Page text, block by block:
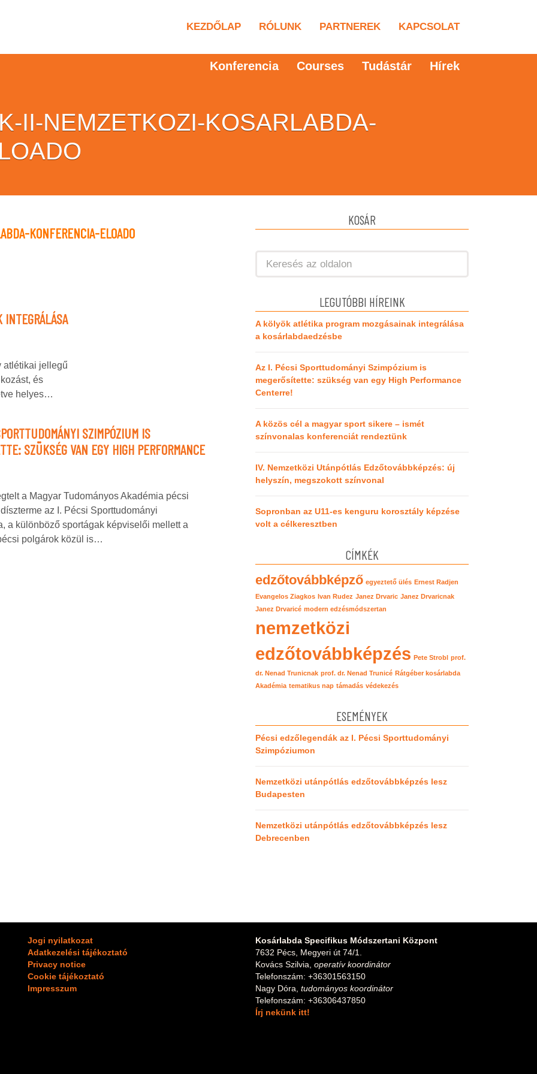
KEZDŐLAP RÓLUNK PARTNEREK KAPCSOLAT
Konferencia Courses Tudástár Hírek
II-NEMZETKOZI-KOSARLABDA-
KONFERENCIA-ELOADO
INTEGRÁLÁSA
atlétikai jellegű
és
helyes…
SZIMPÓZIUM IS
SZÜKSÉG VAN EGY HIGH PERFORMANCE
a Magyar Tudományos Akadémia pécsi
az I. Pécsi Sporttudományi
a különböző sportágak képviselői mellett a
polgárok közül is…
KOSÁR
LEGUTÓBBI HÍREINK
A kölyök atlétika program mozgásainak integrálása
a kosárlabdaedzésbe
Az I. Pécsi Sporttudományi Szimpózium is
megerősítette: szükség van egy High Performance
Centerre!
A közös cél a magyar sport sikere – ismét
színvonalas konferenciát rendeztünk
IV. Nemzetközi Utánpótlás Edzőtovábbképzés: új
helyszín, megszokott színvonal
Sopronban az U11-es kenguru korosztály képzése
volt a célkeresztben
CÍMKÉK
edzőtovábbképző egyeztető ülés Ernest Radjen
Evangelos Ziagkos Ivan Rudez Janez Drvaric Janez Drvaricnak
Janez Drvaricé modern edzésmódszertan
nemzetközi
edzőtovábbképzés Pete Strobl prof.
dr. Nenad Trunicnak prof. dr. Nenad Trunicé Rátgéber kosárlabda
Akadémia tematikus nap támadás védekezés
ESEMÉNYEK
Pécsi edzőlegendák az I. Pécsi Sporttudományi
Szimpóziumon
Nemzetközi utánpótlás edzőtovábbképzés lesz
Budapesten
Nemzetközi utánpótlás edzőtovábbképzés lesz
Debrecenben
Jogi nyilatkozat
Adatkezelési tájékoztató
Privacy notice
Cookie tájékoztató
Impresszum
Kosárlabda Specifikus Módszertani Központ
7632 Pécs, Megyeri út 74/1.
Kovács Szilvia, operatív koordinátor
Telefonszám: +36301563150
Nagy Dóra, tudományos koordinátor
Telefonszám: +36306437850
Írj nekünk itt!